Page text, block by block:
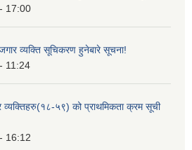
17:00
व्यक्ति सूचिकरण हुनेबारे सूचना!
11:24
व्यक्तिहरु(१८-५९) को प्राथमिकता क्रम सूची
16:12